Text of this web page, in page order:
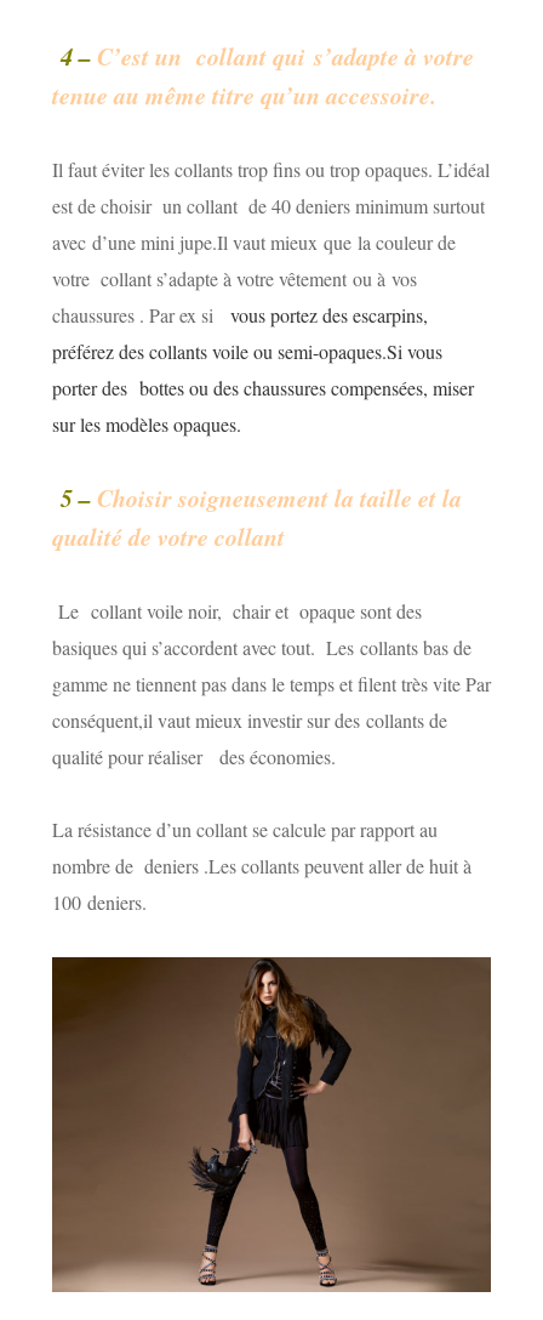
4 –C’est un collant qui s’adapte à votre
tenue au même titre qu’un accessoire.
Il faut éviter les collants trop fins ou trop opaques. L’idéal
est de choisir un collant de 40 deniers minimum surtout
avec d’une mini jupe.Il vaut mieux que la couleur de
votre collant s’adapte à votre vêtement ou à vos
chaussures . Par ex si
vous portez des escarpins,
préférez des collants voile ou semi-opaques.Si vous
porter des bottes ou des chaussures compensées, miser
sur les modèles opaques.
5 –Choisir soigneusement la taille et la
qualité de votre collant
Le collant voile noir, chair et opaque sont des
basiques qui s’accordent avec tout. Les collants bas de
gamme ne tiennent pas dans le temps et filent très vitePar
conséquent,il vaut mieux investir sur des collants de
qualité pour réaliser des économies.
La résistance d’un collant se calcule par rapport au
nombre de deniers .Les collants peuvent aller de huit à
100 deniers.